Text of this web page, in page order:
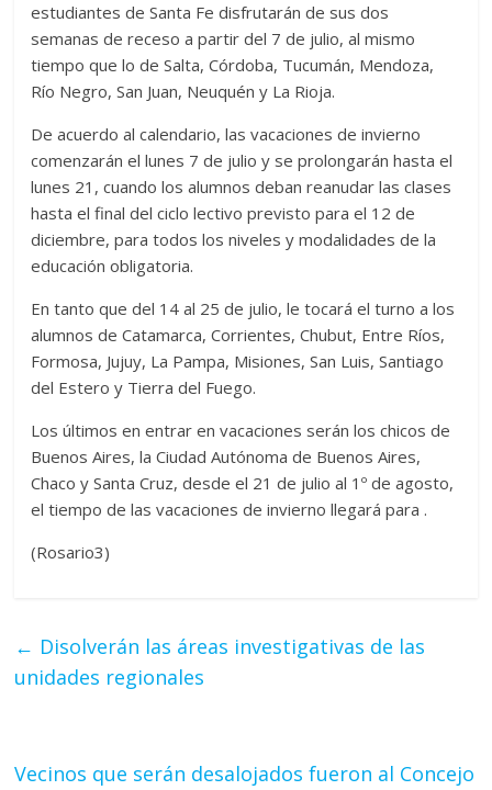
estudiantes de Santa Fe disfrutarán de sus dos
semanas de receso a partir del 7 de julio, al mismo
tiempo que lo de Salta, Córdoba, Tucumán, Mendoza,
Río Negro, San Juan, Neuquén y La Rioja.
De acuerdo al calendario, las vacaciones de invierno
comenzarán el lunes 7 de julio y se prolongarán hasta el
lunes 21, cuando los alumnos deban reanudar las clases
hasta el final del ciclo lectivo previsto para el 12 de
diciembre, para todos los niveles y modalidades de la
educación obligatoria.
En tanto que del 14 al 25 de julio, le tocará el turno a los
alumnos de Catamarca, Corrientes, Chubut, Entre Ríos,
Formosa, Jujuy, La Pampa, Misiones, San Luis, Santiago
del Estero y Tierra del Fuego.
Los últimos en entrar en vacaciones serán los chicos de
Buenos Aires, la Ciudad Autónoma de Buenos Aires,
Chaco y Santa Cruz, desde el 21 de julio al 1º de agosto,
el tiempo de las vacaciones de invierno llegará para .
(Rosario3)
← Disolverán las áreas investigativas de las
unidades regionales
Vecinos que serán desalojados fueron al Concejo